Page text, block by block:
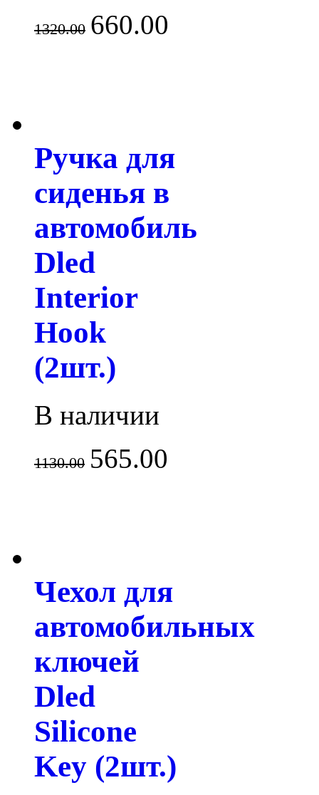
1320.00 660.00
Ручка для
сиденья в
автомобиль
Dled
Interior
Hook
(2шт.)
В наличии
1130.00 565.00
Чехол для
автомобильных
ключей
Dled
Silicone
Key (2шт.)